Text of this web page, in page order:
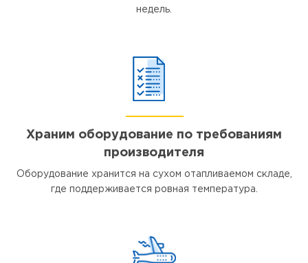
недель.
Храним оборудование по требованиям
производителя
Оборудование хранится на сухом отапливаемом складе,
где поддерживается ровная температура.